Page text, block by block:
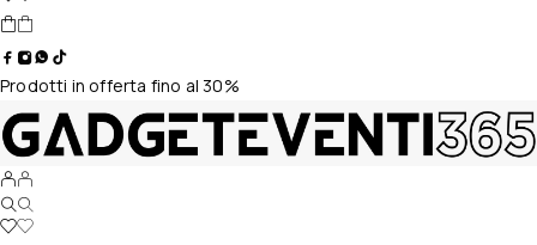
Prodotti in offerta fino al 30%